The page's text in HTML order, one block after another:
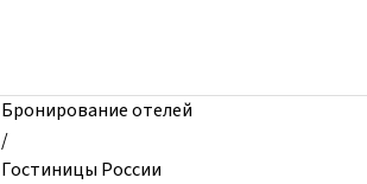
Бронирование отелей
/
Гостиницы России